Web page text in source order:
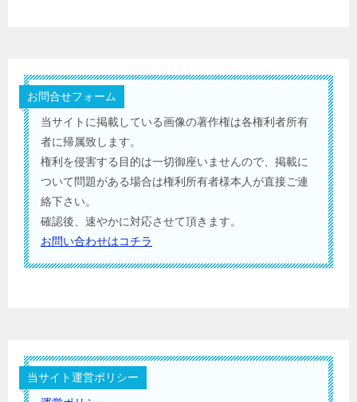
お問合せフォーム
当サイトに掲載している画像の著作権は各権利者所有
者に帰属致します。
権利を侵害する目的は一切御座いませんので、掲載に
ついて問題がある場合は権利所有者様本人が直接ご連
絡下さい。
確認後、速やかに対応させて頂きます。
お問い合わせはコチラ
当サイト運営ポリシー